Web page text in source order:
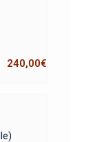
240,00€